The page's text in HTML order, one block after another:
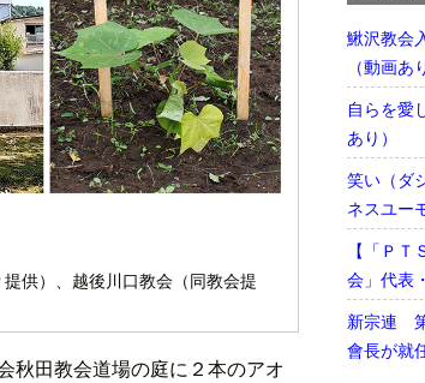
供）、越後川口教会（同教会提
秋田教会道場の庭に２本のアオ
鰍沢教会
（動画あ
自らを愛
あり）
笑い（ダ
ネスユー
【「Ｐ
会」代表
新宗連
會長が就